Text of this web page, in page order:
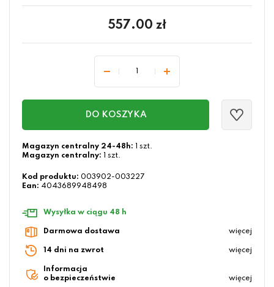
557.00 zł
DO KOSZYKA
Magazyn centralny 24-48h: 1 szt.
Magazyn centralny: 1 szt.
Kod produktu: 003902-003227
Ean: 4043689948498
Wysyłka w ciągu 48 h
Darmowa dostawa więcej
14 dni na zwrot więcej
Informacja
o bezpieczeństwie
więcej